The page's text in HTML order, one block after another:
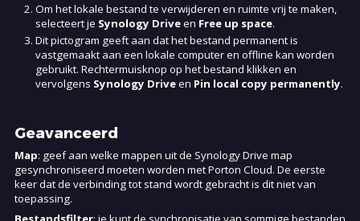
Om het lokale bestand te verwijderen en ruimte vrij te maken,
selecteert je Synology Driveen Free up space.
Dit pictogram geeft aan dat het bestand permanent is
vastgemaakt aan een lokale computer en offline kan worden
gebruikt. Rechtermuisknop op het bestand klikken en
vervolgens Synology Driveen Pin local copy permanently.
Geavanceerd
Map: geef aan welke mappen uit de Synology Drive map
gesynchroniseerd moeten worden met Porton Cloud. De eerste
keer dat de verbinding tot stand wordt gebracht is dit niet van
toepassing.